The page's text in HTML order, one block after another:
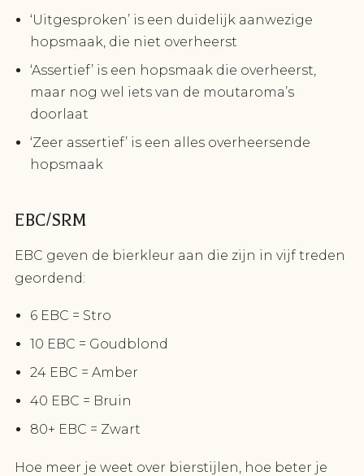
‘Uitgesproken’ is een duidelijk aanwezige
hopsmaak, die niet overheerst
‘Assertief’ is een hopsmaak die overheerst,
maar nog wel iets van de moutaroma’s
doorlaat
‘Zeer assertief’ is een alles overheersende
hopsmaak
EBC/SRM
EBC geven de bierkleur aan die zijn in vijf treden
geordend:
6 EBC = Stro
10 EBC = Goudblond
24 EBC = Amber
40 EBC = Bruin
80+ EBC = Zwart
Hoe meer je weet over bierstijlen, hoe beter je